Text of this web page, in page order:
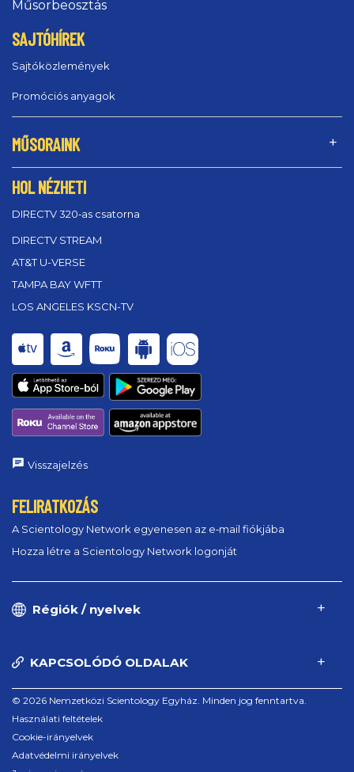
Műsorbeosztás
SAJTÓHÍREK
Sajtóközlemények
Promóciós anyagok
MŰSORAINK
HOL NÉZHETI
DIRECTV 320‑as csatorna
DIRECTV STREAM
AT&T U-VERSE
TAMPA BAY WFTT
LOS ANGELES KSCN-TV
Visszajelzés
FELIRATKOZÁS
A Scientology Network egyenesen az e‑mail fiókjába
Hozza létre a Scientology Network logonját
Régiók / nyelvek
KAPCSOLÓDÓ OLDALAK
© 2026 Nemzetközi Scientology Egyház. Minden jog fenntartva.
Használati feltételek
Cookie-irányelvek
Adatvédelmi irányelvek